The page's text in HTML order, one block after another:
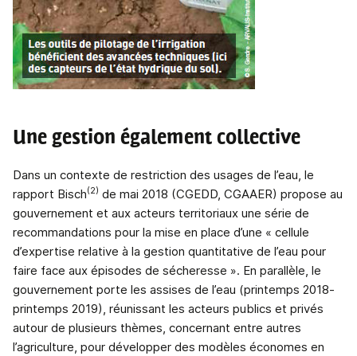
Une gestion également collective
Dans un contexte de restriction des usages de l’eau, le
rapport Bisch(2) de mai 2018 (CGEDD, CGAAER) propose au
gouvernement et aux acteurs territoriaux une série de
recommandations pour la mise en place d’une « cellule
d’expertise relative à la gestion quantitative de l’eau pour
faire face aux épisodes de sécheresse ». En parallèle, le
gouvernement porte les assises de l’eau (printemps 2018-
printemps 2019), réunissant les acteurs publics et privés
autour de plusieurs thèmes, concernant entre autres
l’agriculture, pour développer des modèles économes en